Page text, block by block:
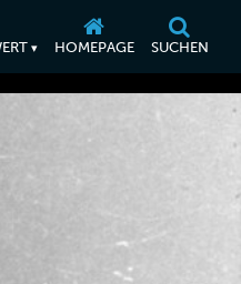
▾ HOMEPAGE SUCHEN